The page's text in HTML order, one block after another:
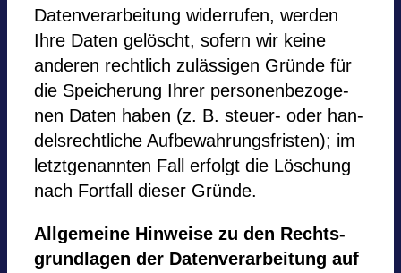
Daten­ver­ar­bei­tung wider­ru­fen, wer­den
Ihre Daten gelöscht, sofern wir keine
ande­ren recht­lich zuläs­si­gen Gründe für
die Spei­che­rung Ihrer per­so­nen­be­zo­ge­
nen Daten haben (z. B. steuer- oder han­
dels­recht­li­che Auf­be­wah­rungs­fris­ten); im
letzt­ge­nann­ten Fall erfolgt die Löschung
nach Fort­fall die­ser Gründe.
All­ge­meine Hin­weise zu den Rechts­
grund­la­gen der Daten­ver­ar­bei­tung auf